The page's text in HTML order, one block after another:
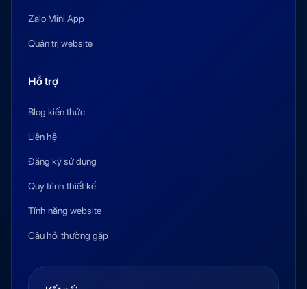
Zalo Mini App
Quản trị website
Hỗ trợ
Blog kiến thức
Liên hệ
Đăng ký sử dụng
Quy trình thiết kế
Tính năng website
Câu hỏi thường gặp